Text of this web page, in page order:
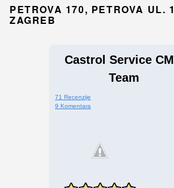
PETROVA 170, PETROVA UL.
ZAGREB
Castrol Service
Team
71 Recenzije
9 Komentara